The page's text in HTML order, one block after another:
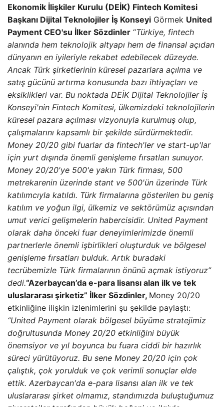
Ekonomik İlişkiler Kurulu (DEİK) Fintech Komitesi
Başkanı Dijital Teknolojiler İş Konseyi Görmek United
Payment CEO'su İlker Sözdinler “Türkiye, fintech
alanında hem teknolojik altyapı hem de finansal açıdan
dünyanın en iyileriyle rekabet edebilecek düzeyde.
Ancak Türk şirketlerinin küresel pazarlara açılma ve
satış gücünü artırma konusunda bazı ihtiyaçları ve
eksiklikleri var. Bu noktada DEİK Dijital Teknolojiler İş
Konseyi'nin Fintech Komitesi, ülkemizdeki teknolojilerin
küresel pazara açılması vizyonuyla kurulmuş olup,
çalışmalarını kapsamlı bir şekilde sürdürmektedir.
Money 20/20 gibi fuarlar da fintech'ler ve start-up'lar
için yurt dışında önemli genişleme fırsatları sunuyor.
Money 20/20'ye 500'e yakın Türk firması, 500
metrekarenin üzerinde stant ve 500'ün üzerinde Türk
katılımcıyla katıldı. Türk firmalarına gösterilen bu geniş
katılım ve yoğun ilgi, ülkemiz ve sektörümüz açısından
umut verici gelişmelerin habercisidir. United Payment
olarak daha önceki fuar deneyimlerimizde önemli
partnerlerle önemli işbirlikleri oluşturduk ve bölgesel
genişleme fırsatları bulduk. Artık buradaki
tecrübemizle Türk firmalarının önünü açmak istiyoruz”
dedi.“Azerbaycan’da e-para lisansı alan ilk ve tek
uluslararası şirketiz” İlker Sözdinler, Money 20/20
etkinliğine ilişkin izlenimlerini şu şekilde paylaştı:
“United Payment olarak bölgesel büyüme stratejimiz
doğrultusunda Money 20/20 etkinliğini büyük
önemsiyor ve yıl boyunca bu fuara ciddi bir hazırlık
süreci yürütüyoruz. Bu sene Money 20/20 için çok
çalıştık, çok yorulduk ve çok verimli sonuçlar elde
ettik. Azerbaycan'da e-para lisansı alan ilk ve tek
uluslararası şirket olmamız, standımızda buluştuğumuz